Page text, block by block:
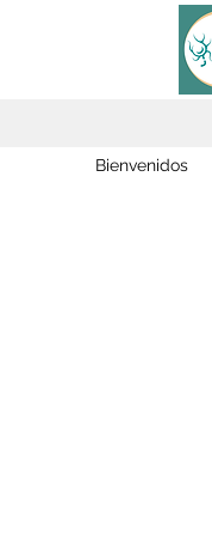
Bienvenidos